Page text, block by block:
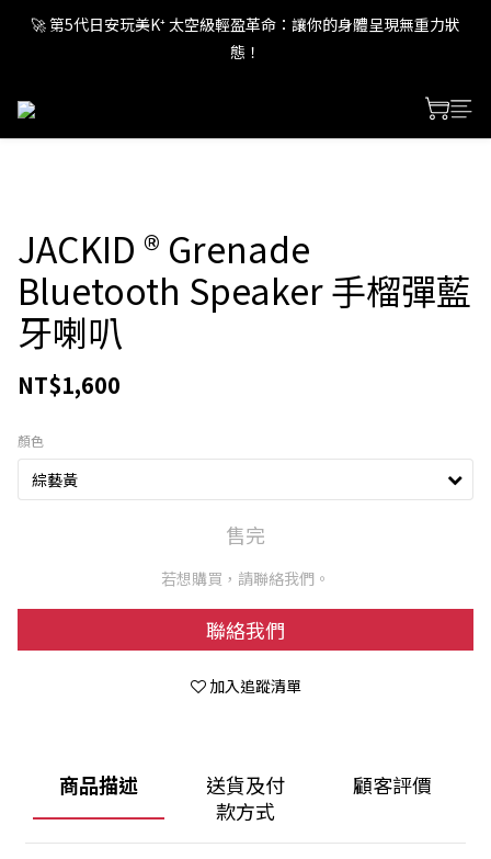
🚀 第5代日安玩美K⁺ 太空級輕盈革命：讓你的身體呈現無重力狀
態！
🚀 第5代日安玩美K⁺ 太空級輕盈革命：讓你的身體呈現無重力狀
態！
🚀 第5代日安玩美K⁺ 太空級輕盈革命：讓你的身體呈現無重力狀
JACKID ® Grenade
Bluetooth Speaker 手榴彈藍
牙喇叭
NT$1,600
顏色
售完
若想購買，請聯絡我們。
聯絡我們
加入追蹤清單
商品描述
送貨及付
款方式
顧客評價